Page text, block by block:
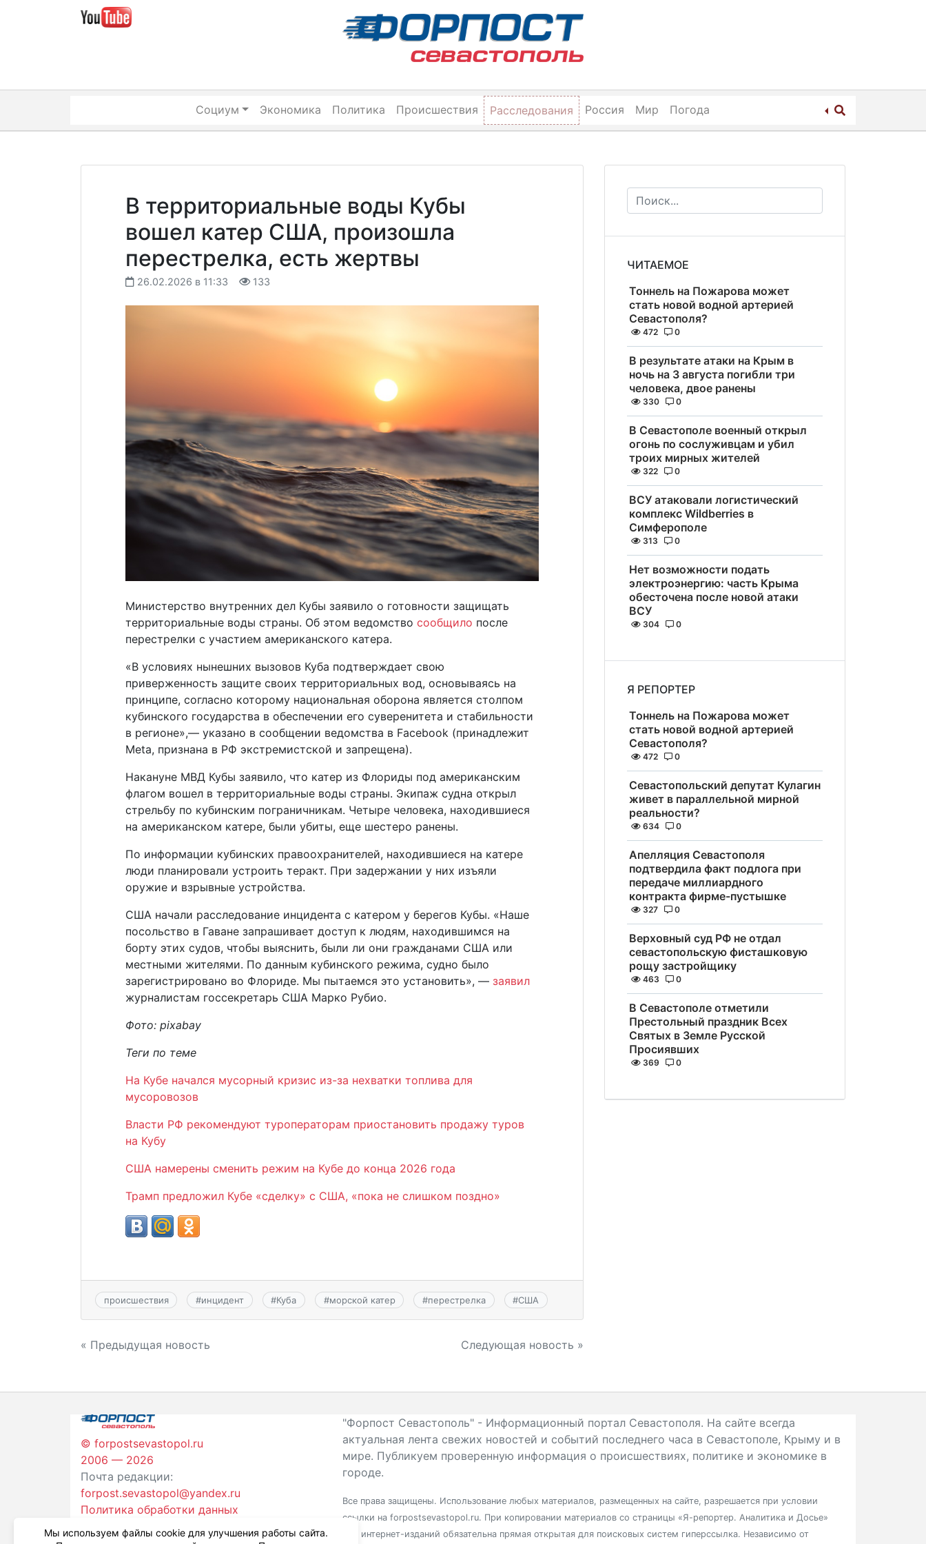
Социум Экономика Политика Происшествия Расследования Россия Мир Погода
В территориальные воды Кубы
вошел катер США, произошла
перестрелка, есть жертвы
26.02.2026 в 11:33 133
Министерство внутренних дел Кубы заявило о готовности защищать
территориальные воды страны. Об этом ведомство сообщило после
перестрелки с участием американского катера.
«В условиях нынешних вызовов Куба подтверждает свою
приверженность защите своих территориальных вод, основываясь на
принципе, согласно которому национальная оборона является столпом
кубинского государства в обеспечении его суверенитета и стабильности
в регионе»,— указано в сообщении ведомства в Facebook (принадлежит
Meta, признана в РФ экстремистской и запрещена).
Накануне МВД Кубы заявило, что катер из Флориды под американским
флагом вошел в территориальные воды страны. Экипаж судна открыл
стрельбу по кубинским пограничникам. Четыре человека, находившиеся
на американском катере, были убиты, еще шестеро ранены.
По информации кубинских правоохранителей, находившиеся на катере
люди планировали устроить теракт. При задержании у них изъяли
оружие и взрывные устройства.
США начали расследование инцидента с катером у берегов Кубы. «Наше
посольство в Гаване запрашивает доступ к людям, находившимся на
борту этих судов, чтобы выяснить, были ли они гражданами США или
местными жителями. По данным кубинского режима, судно было
зарегистрировано во Флориде. Мы пытаемся это установить», — заявил
журналистам госсекретарь США Марко Рубио.
Фото: pixabay
Теги по теме
На Кубе начался мусорный кризис из-за нехватки топлива для
мусоровозов
Власти РФ рекомендуют туроператорам приостановить продажу туров
на Кубу
США намерены сменить режим на Кубе до конца 2026 года
Трамп предложил Кубе «сделку» с США, «пока не слишком поздно»
происшествия #инцидент #Куба #морской катер #перестрелка #США
Навигация
записям
« Предыдущая новость Следующая новость »
ЧИТАЕМОЕ
Тоннель на Пожарова может
стать новой водной артерией
Севастополя?
472 0
В результате атаки на Крым в
ночь на 3 августа погибли три
человека, двое ранены
330 0
В Севастополе военный открыл
огонь по сослуживцам и убил
троих мирных жителей
322 0
ВСУ атаковали логистический
комплекс Wildberries в
Симферополе
313 0
Нет возможности подать
электроэнергию: часть Крыма
обесточена после новой атаки
ВСУ
304 0
Я РЕПОРТЕР
Тоннель на Пожарова может
стать новой водной артерией
Севастополя?
472 0
Севастопольский депутат Кулагин
живет в параллельной мирной
реальности?
634 0
Апелляция Севастополя
подтвердила факт подлога при
передаче миллиардного
контракта фирме-пустышке
327 0
Верховный суд РФ не отдал
севастопольскую фисташковую
рощу застройщику
463 0
В Севастополе отметили
Престольный праздник Всех
Святых в Земле Русской
Просиявших
369 0
© forpostsevastopol.ru
2006 — 2026
Почта редакции:
forpost.sevastopol@yandex.ru
Политика обработки данных
"Форпост Севастополь" - Информационный портал Севастополя. На сайте всегда
актуальная лента свежих новостей и событий последнего часа в Севастополе, Крыму и в
мире. Публикуем проверенную информация о происшествиях, политике и экономике в
городе.
Все права защищены. Использование любых материалов, размещенных на сайте, разрешается при условии
ссылки на forpostsevastopol.ru. При копировании материалов со страницы «Я-репортер. Аналитика и Досье»
для интернет-изданий обязательна прямая открытая для поисковых систем гиперссылка. Независимо от
Мы используем файлы cookie для улучшения работы сайта.